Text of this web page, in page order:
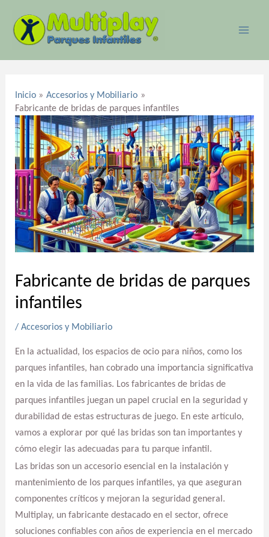
contenido
Inicio
Accesorios y Mobiliario
Fabricante de bridas de parques infantiles
Fabricante de bridas de parques
infantiles
/ Accesorios y Mobiliario
En la actualidad, los espacios de ocio para niños, como los
parques infantiles, han cobrado una importancia significativa
en la vida de las familias. Los fabricantes de bridas de
parques infantiles juegan un papel crucial en la seguridad y
durabilidad de estas estructuras de juego. En este artículo,
vamos a explorar por qué las bridas son tan importantes y
cómo elegir las adecuadas para tu parque infantil.
Las bridas son un accesorio esencial en la instalación y
mantenimiento de los parques infantiles, ya que aseguran
componentes críticos y mejoran la seguridad general.
Multiplay, un fabricante destacado en el sector, ofrece
soluciones confiables con años de experiencia en el mercado
entradas